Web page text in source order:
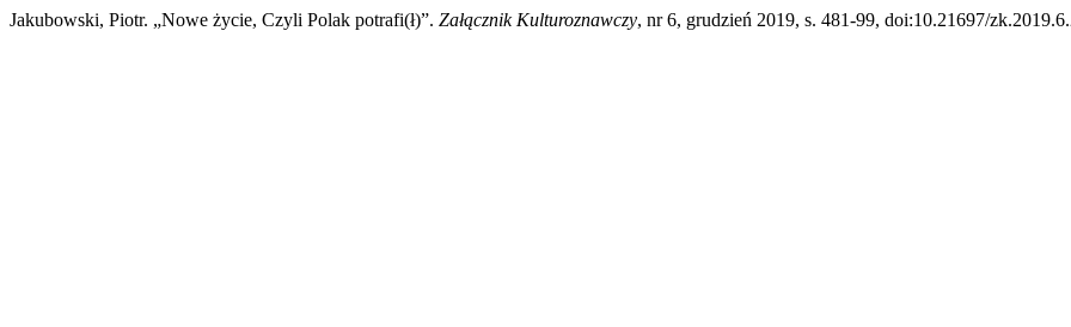
Jakubowski, Piotr. „Nowe życie, Czyli Polak potrafi(ł)”. Załącznik Kulturoznawczy, nr 6, grudzień 2019, s. 481-99, doi:10.21697/